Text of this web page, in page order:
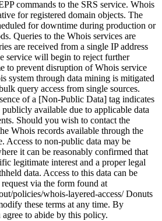
commands to the SRS service. Whois
for registered domain objects. The
for downtime during production or
Queries to the Whois services are
are received from a single IP address
service will begin to reject further
to prevent disruption of Whois service
system through data mining is mitigated
query access from single sources.
of a [Non-Public Data] tag indicates
publicly available due to applicable data
Should you wish to contact the
Whois records available through the
Access to non-public data may be
it can be reasonably confirmed that
legitimate interest and a proper legal
data. Access to this data can be
via the form found at
policies/whois-layered-access/ Donuts
these terms at any time. By
to abide by this policy.